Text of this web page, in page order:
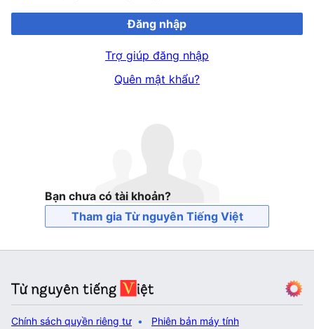
Đăng nhập
Trợ giúp đăng nhập
Quên mật khẩu?
Bạn chưa có tài khoản?
Tham gia Từ nguyên Tiếng Việt
Chính sách quyền riêng tư Phiên bản máy tính